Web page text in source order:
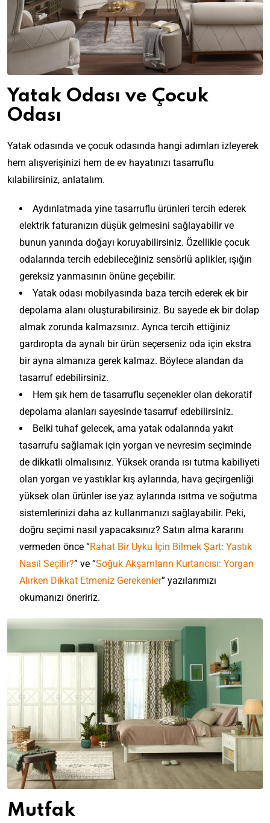
Yatak Odası ve Çocuk
Odası
Yatak odasında ve çocuk odasında hangi adımları izleyerek
hem alışverişinizi hem de ev hayatınızı tasarruflu
kılabilirsiniz, anlatalım.
Aydınlatmada yine tasarruflu ürünleri tercih ederek
elektrik faturanızın düşük gelmesini sağlayabilir ve
bunun yanında doğayı koruyabilirsiniz. Özellikle çocuk
odalarında tercih edebileceğiniz sensörlü aplikler, ışığın
gereksiz yanmasının önüne geçebilir.
Yatak odası mobilyasında baza tercih ederek ek bir
depolama alanı oluşturabilirsiniz. Bu sayede ek bir dolap
almak zorunda kalmazsınız. Ayrıca tercih ettiğiniz
gardıropta da aynalı bir ürün seçerseniz oda için ekstra
bir ayna almanıza gerek kalmaz. Böylece alandan da
tasarruf edebilirsiniz.
Hem şık hem de tasarruflu seçenekler olan dekoratif
depolama alanları sayesinde tasarruf edebilirsiniz.
Belki tuhaf gelecek, ama yatak odalarında yakıt
tasarrufu sağlamak için yorgan ve nevresim seçiminde
de dikkatli olmalısınız. Yüksek oranda ısı tutma kabiliyeti
olan yorgan ve yastıklar kış aylarında, hava geçirgenliği
yüksek olan ürünler ise yaz aylarında ısıtma ve soğutma
sistemlerinizi daha az kullanmanızı sağlayabilir. Peki,
doğru seçimi nasıl yapacaksınız? Satın alma kararını
vermeden önce “Rahat Bir Uyku İçin Bilmek Şart: Yastık
Nasıl Seçilir?” ve “Soğuk Akşamların Kurtarıcısı: Yorgan
Alırken Dikkat Etmeniz Gerekenler” yazılarımızı
okumanızı öneririz.
Mutfak